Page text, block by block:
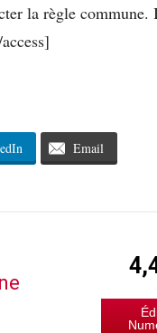
la règle commune.
Email